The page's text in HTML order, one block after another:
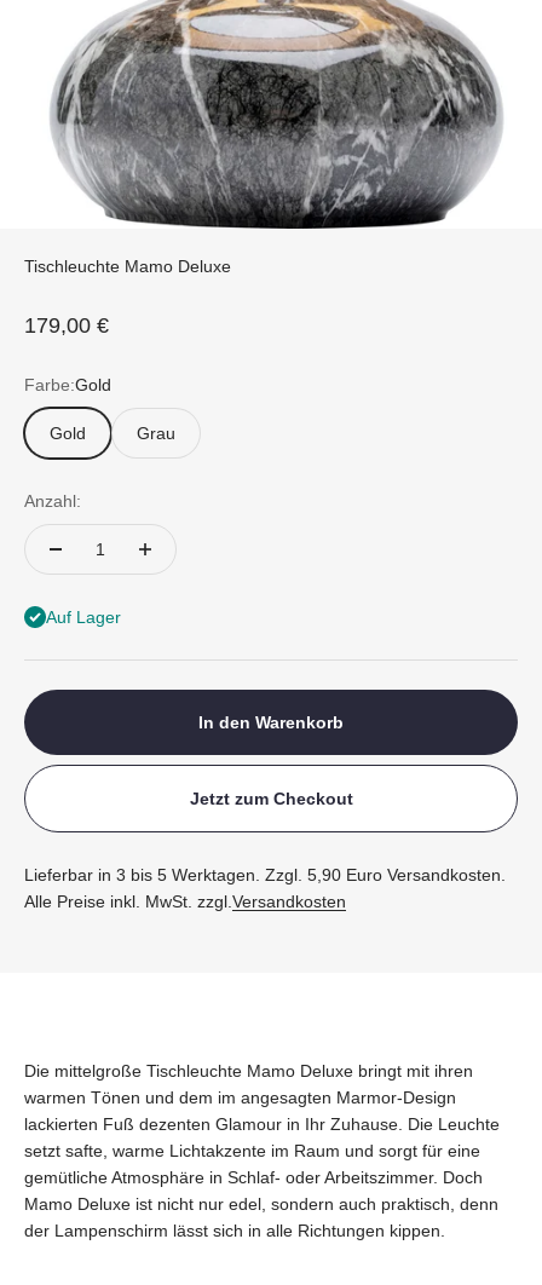
Tischleuchte Mamo Deluxe
Angebot
179,00 €
Farbe:Gold
Gold Grau
Anzahl:
Auf Lager
In den Warenkorb
Jetzt zum Checkout
Lieferbar in 3 bis 5 Werktagen. Zzgl. 5,90 Euro Versandkosten.
Alle Preise inkl. MwSt. zzgl.Versandkosten
Die mittelgroße Tischleuchte Mamo Deluxe bringt mit ihren
warmen Tönen und dem im angesagten Marmor-Design
lackierten Fuß dezenten Glamour in Ihr Zuhause. Die Leuchte
setzt safte, warme Lichtakzente im Raum und sorgt für eine
gemütliche Atmosphäre in Schlaf- oder Arbeitszimmer. Doch
Mamo Deluxe ist nicht nur edel, sondern auch praktisch, denn
der Lampenschirm lässt sich in alle Richtungen kippen.